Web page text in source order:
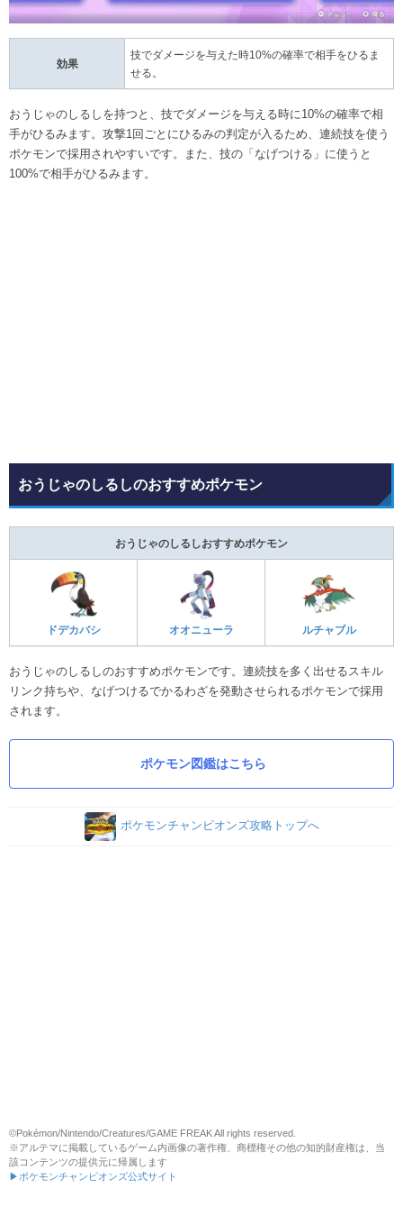
効果
技でダメージを与えた時10%の確率で相手をひるま
せる。
おうじゃのしるしを持つと、技でダメージを与える時に10%の確率で相
手がひるみます。攻撃1回ごとにひるみの判定が入るため、連続技を使う
ポケモンで採用されやすいです。また、技の「なげつける」に使うと
100%で相手がひるみます。
おうじゃのしるしのおすすめポケモン
おうじゃのしるしおすすめポケモン
ドデカバシ オオニューラ ルチャブル
おうじゃのしるしのおすすめポケモンです。連続技を多く出せるスキル
リンク持ちや、なげつけるでかるわざを発動させられるポケモンで採用
されます。
ポケモン図鑑はこちら
ポケモンチャンピオンズ攻略トップへ
©Pokémon/Nintendo/Creatures/GAME FREAK All rights reserved.
※アルテマに掲載しているゲーム内画像の著作権、商標権その他の知的財産権は、当
該コンテンツの提供元に帰属します
▶ポケモンチャンピオンズ公式サイト